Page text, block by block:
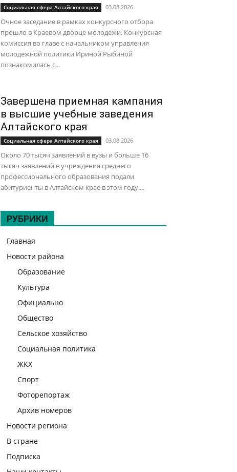
Социальная сфера Алтайского края 03.08.2026
Очное заседание в рамках конкурсного отбора
прошло в Краевом дворце молодежи. Конкурсная
комиссия во главе с начальником управления
молодежной политики Ириной Рыбиной
познакомилась с...
Завершена приемная кампания
в высшие учебные заведения
Алтайского края
Социальная сфера Алтайского края 03.08.2026
Около 70 тысяч заявлений в вузы и больше 16
тысяч заявлений в учреждения среднего
профессионального образования подали
абитуриенты в Алтайском крае в этом году....
РУБРИКИ
Главная
Новости района
Образование
Культура
Официально
Общество
Сельское хозяйство
Социальная политика
ЖКХ
Спорт
Фоторепортаж
Архив номеров
Новости региона
В стране
Подписка